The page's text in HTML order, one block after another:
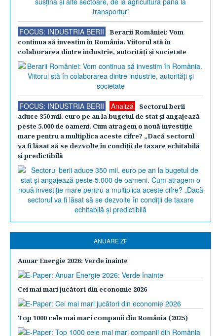
FOCUS: INDUSTRIA BERII
Berarii României: Vom
continua să investim în România. Viitorul stă în
colaborarea dintre industrie, autorităţi şi societate
FOCUS: INDUSTRIA BERII Analiză
Sectorul berii
aduce 350 mil. euro pe an la bugetul de stat şi angajează
peste 5.000 de oameni. Cum atragem o nouă investiţie
mare pentru a multiplica aceste cifre? „Dacă sectorul
va fi lăsat să se dezvolte în condiţii de taxare echitabilă
şi predictibilă
ANUARE ZF
Anuar Energie 2026: Verde înainte
Cei mai mari jucători din economie 2026
Top 1000 cele mai mari companii din România (2025)